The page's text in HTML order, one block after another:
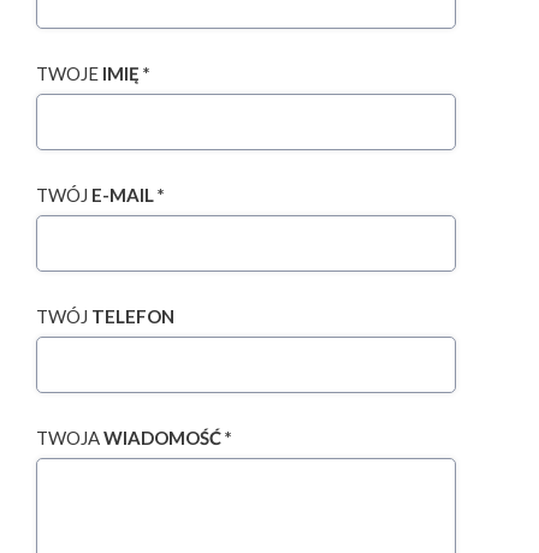
TWOJE IMIĘ *
TWÓJ E-MAIL *
TWÓJ TELEFON
TWOJAWIADOMOŚĆ *